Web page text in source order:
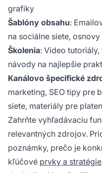
grafiky
Šablóny obsahu:
na sociálne siete,
Školenia: Video
návody na najlepšie
Kanálovo špecifické
marketing, SEO tipy pre
siete, materiály pre
Zahrňte vyhľadávaciu
relevantných zdrojov.
poznámky, prečo je
kľúčové prvky a stratégie